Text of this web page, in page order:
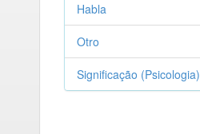
Habla
Otro
Significação (Psicologia)